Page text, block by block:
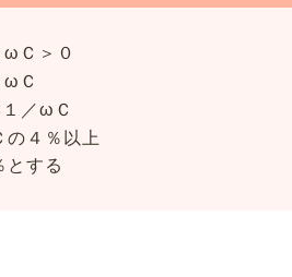
ωＣ＞０
Ｃ
／ωＣ
の４％以上
とする